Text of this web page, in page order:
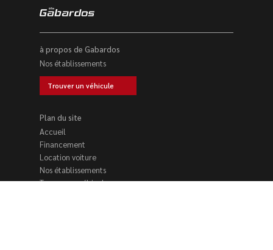
à propos de Gabardos
Nos établissements
Trouver un véhicule
Plan du site
Accueil
Financement
Location voiture
Nos établissements
Trouver un véhicule